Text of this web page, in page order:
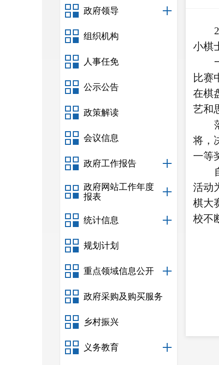
政府领导
组织机构
人事任免
公示公告
政策解读
会议信息
政府工作报告
政府网站工作年度
报表
统计信息
规划计划
重点领域信息公开
政府采购及购买服务
乡村振兴
义务教育
小棋
比赛
在棋
艺和
将，
一等
活动
棋大
校不